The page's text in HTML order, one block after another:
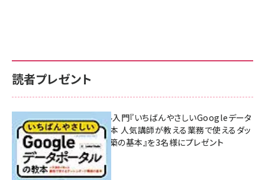
読者プレゼント
無料BIツール入門『いちばんやさしいGoogleデータ
ポータルの教本 人気講師が教える業務で使えるダッ
シュボード構築の基本』を3名様にプレゼント
7月31日 10:00